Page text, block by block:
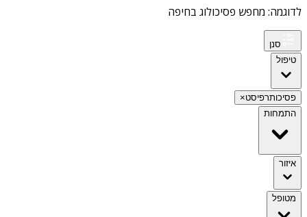
לדוגמה: מחפש פסיכולוג בחיפה
סנן
טיפול
פסיכותרפיסט×
התמחות
איזור
מטופל